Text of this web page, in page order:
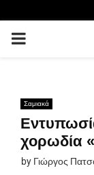
PRIMARY
Σαμιακά
χορωδία
by Γιώργος